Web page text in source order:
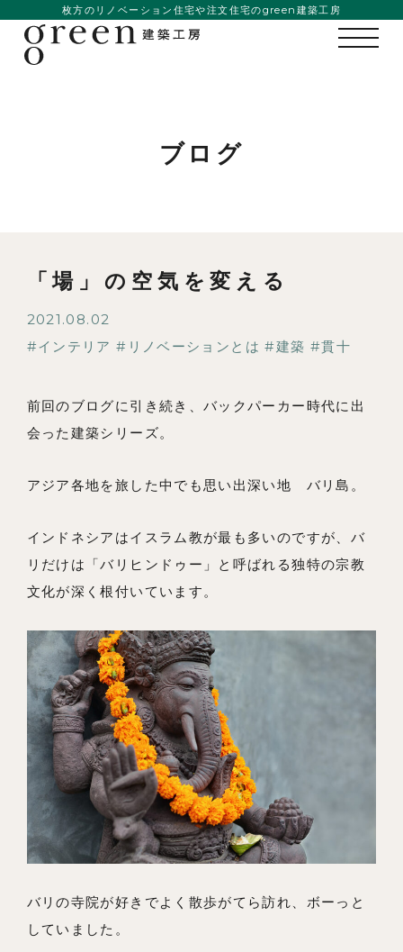
事例紹介
会社概要
メンバー
家づくりの流れ
お問い合わせ
採用情報
よくあるご質問
枚方のリノベーション住宅や注文住宅のgreen建築工房
ブログ
「場」の空気を変える
2021.08.02
インテリア
リノベーションとは 建築 貫十
前回のブログに引き続き、バックパーカー時代に出
会った建築シリーズ。
アジア各地を旅した中でも思い出深い地 バリ島。
インドネシアはイスラム教が最も多いのですが、バ
リだけは「バリヒンドゥー」と呼ばれる独特の宗教
文化が深く根付いています。
バリの寺院が好きでよく散歩がてら訪れ、ボーっと
していました。